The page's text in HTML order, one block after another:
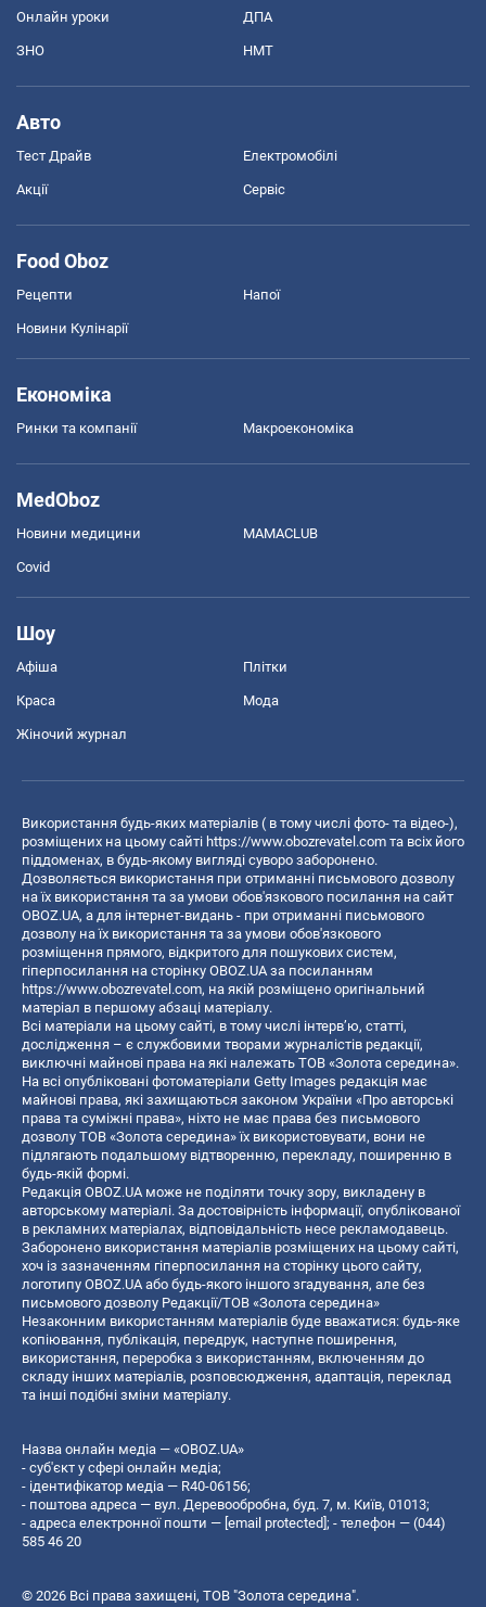
Онлайн уроки ДПА
ЗНО НМТ
Авто
Тест Драйв Електромобілі
Акції Сервіс
Food Oboz
Рецепти Напої
Новини Кулінарії
Економіка
Ринки та компанії Макроекономіка
MedOboz
Новини медицини MAMACLUB
Covid
Шоу
Афіша Плітки
Краса Мода
Жіночий журнал
Використання будь-яких матеріалів ( в тому числі фото- та відео-),
розміщених на цьому сайті https://www.obozrevatel.com та всіх його
піддоменах, в будь-якому вигляді суворо заборонено.
Дозволяється використання при отриманні письмового дозволу
на їх використання та за умови обов'язкового посилання на сайт
OBOZ.UA, а для інтернет-видань - при отриманні письмового
дозволу на їх використання та за умови обов'язкового
розміщення прямого, відкритого для пошукових систем,
гіперпосилання на сторінку OBOZ.UA за посиланням
https://www.obozrevatel.com, на якій розміщено оригінальний
матеріал в першому абзаці матеріалу.
Всі матеріали на цьому сайті, в тому числі інтерв’ю, статті,
дослідження – є службовими творами журналістів редакції,
виключні майнові права на які належать ТОВ «Золота середина».
На всі опубліковані фотоматеріали Getty Images редакція має
майнові права, які захищаються законом України «Про авторські
права та суміжні права», ніхто не має права без письмового
дозволу ТОВ «Золота середина» їх використовувати, вони не
підлягають подальшому відтворенню, перекладу, поширенню в
будь-якій формі.
Редакція OBOZ.UA може не поділяти точку зору, викладену в
авторському матеріалі. За достовірність інформації, опублікованої
в рекламних матеріалах, відповідальність несе рекламодавець.
Заборонено використання матеріалів розміщених на цьому сайті,
хоч із зазначенням гіперпосилання на сторінку цього сайту,
логотипу OBOZ.UA або будь-якого іншого згадування, але без
письмового дозволу Редакції/ТОВ «Золота середина»
Незаконним використанням матеріалів буде вважатися: будь-яке
копiювання, публiкацiя, передрук, наступне поширення,
використання, переробка з використанням, включенням до
складу інших матеріалів, розповсюдження, адаптація, переклад
та інші подібні зміни матеріалу.
Назва онлайн медіа — «OBOZ.UA»
- суб'єкт у сфері онлайн медіа;
- ідентифікатор медіа — R40-06156;
- поштова адреса — вул. Деревообробна, буд. 7, м. Київ, 01013;
- адреса електронної пошти — [email protected]; - телефон — (044)
585 46 20
© 2026 Всі права захищені, ТОВ "Золота середина".